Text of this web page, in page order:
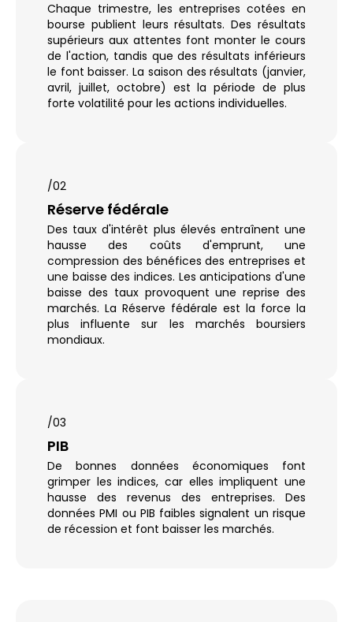
Chaque trimestre, les entreprises cotées en
bourse publient leurs résultats. Des résultats
supérieurs aux attentes font monter le cours
de l'action, tandis que des résultats inférieurs
le font baisser. La saison des résultats (janvier,
avril, juillet, octobre) est la période de plus
forte volatilité pour les actions individuelles.
/02
Réserve fédérale
Des taux d'intérêt plus élevés entraînent une
hausse des coûts d'emprunt, une
compression des bénéfices des entreprises et
une baisse des indices. Les anticipations d'une
baisse des taux provoquent une reprise des
marchés. La Réserve fédérale est la force la
plus influente sur les marchés boursiers
mondiaux.
/03
PIB
De bonnes données économiques font
grimper les indices, car elles impliquent une
hausse des revenus des entreprises. Des
données PMI ou PIB faibles signalent un risque
de récession et font baisser les marchés.